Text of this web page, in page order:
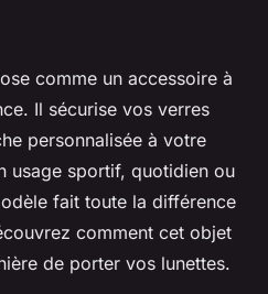
: l'accessoire
vos verres en
lecture
comme un accessoire à
Il sécurise vos verres
personnalisée à votre
usage sportif, quotidien ou
fait toute la différence
comment cet objet
de porter vos lunettes.